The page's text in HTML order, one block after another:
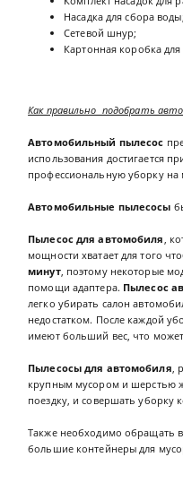
Насадка для сбора воды;
Сетевой шнур;
Картонная коробка
Как правильно подобрать
Автомобильный пылесос
использования достигается
профессиональную уборку на
Автомобильные пылесосы
Пылесос для автомобиля,
мощности хватает для того
минут, поэтому некоторые
помощи адаптера. Пылесос
легко убирать салон
недостатком. После каждой
имеют больший вес, что
Пылесосы для автомобиля,
крупным мусором и шерстью
поездку, и совершать уборку
Также необходимо обращать
большие контейнеры для